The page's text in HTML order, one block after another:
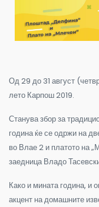
Од 29 до 31 август
лето Карпош 2019.
Станува збор за
година ќе се одржи на
во Влае 2 и платото на
заедница Владо
Како и мината година, и
акцент на домашните